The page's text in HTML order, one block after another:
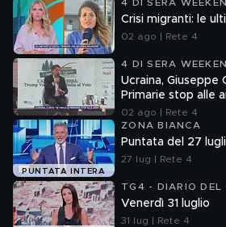
4 DI SERA
Crisi migranti: le
02 ago | Rete 4
4 DI SERA
Ucraina, Giuseppe
Primarie stop alle
02 ago | Rete 4
PUNTATA INTERA
ZONA BIANCA
Puntata del 27
27 lug | Rete 4
TG4 - DIARIO DEL
Venerdì 31 luglio
31 lug | Rete 4